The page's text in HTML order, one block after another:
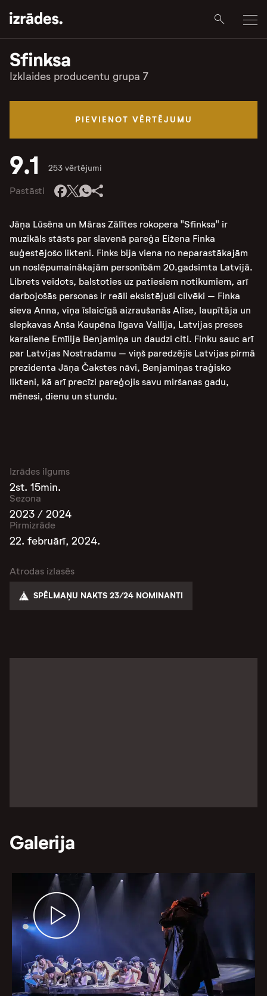
Sfinksa
Izklaides producentu grupa 7
PIEVIENOT VĒRTĒJUMU
9.1 253 vērtējumi
Pastāsti
Jāņa Lūsēna un Māras Zālītes rokopera "Sfinksa" ir
muzikāls stāsts par slavenā pareģa Eižena Finka
suģestējošo likteni. Finks bija viena no neparastākajām
un noslēpumainākajām personībām 20.gadsimta Latvijā.
Librets veidots, balstoties uz patiesiem notikumiem, arī
darbojošās personas ir reāli eksistējuši cilvēki – Finka
sieva Anna, viņa īslaicīgā aizraušanās Alise, laupītāja un
slepkavas Anša Kaupēna līgava Vallija, Latvijas preses
karaliene Emīlija Benjamiņa un daudzi citi. Finku sauc arī
par Latvijas Nostradamu – viņš paredzējis Latvijas pirmā
prezidenta Jāņa Čakstes nāvi, Benjamiņas traģisko
likteni, kā arī precīzi pareģojis savu miršanas gadu,
mēnesi, dienu un stundu.
Izrādes ilgums
2st. 15min.
Sezona
2023 / 2024
Pirmizrāde
22. februārī, 2024.
Atrodas izlasēs
SPĒLMAŅU NAKTS 23/24 NOMINANTI
Galerija